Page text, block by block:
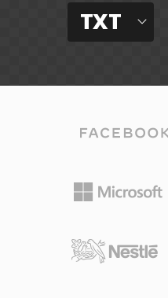
TXT